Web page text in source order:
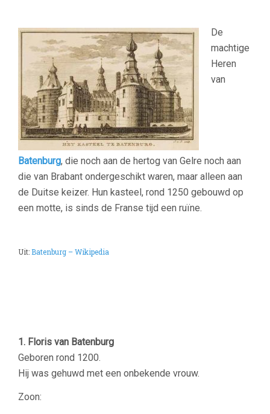
De
machtige
Heren
van
Batenburg, die noch aan de hertog van Gelre noch aan
die van Brabant ondergeschikt waren, maar alleen aan
de Duitse keizer. Hun kasteel, rond 1250 gebouwd op
een motte, is sinds de Franse tijd een ruïne.
Uit: Batenburg – Wikipedia
1. Floris van Batenburg
Geboren rond 1200.
Hij was gehuwd met een onbekende vrouw.
Zoon: